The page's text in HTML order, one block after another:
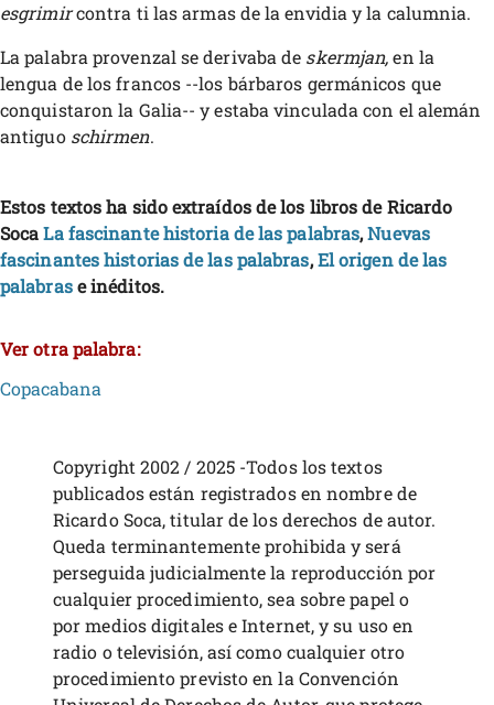
esgrimircontra ti las armas de la envidia y la calumnia.
La palabra provenzal se derivaba de skermjan,en la
lengua de los francos --los bárbaros germánicos que
conquistaron la Galia-- y estaba vinculada con el alemán
antiguo schirmen.
Estos textos ha sido extraídos de los libros de Ricardo
SocaLa fascinante historia de las palabras,Nuevas
fascinantes historias de las palabras,El origen de las
palabrase inéditos.
Ver otra palabra:
Copacabana
Copyright 2002 / 2025 -Todos los textos
publicados están registrados en nombre de
Ricardo Soca, titular de los derechos de autor.
Queda terminantemente prohibida y será
perseguida judicialmente la reproducción por
cualquier procedimiento, sea sobre papel o
por medios digitales e Internet, y su uso en
radio o televisión, así como cualquier otro
procedimiento previsto en la Convención